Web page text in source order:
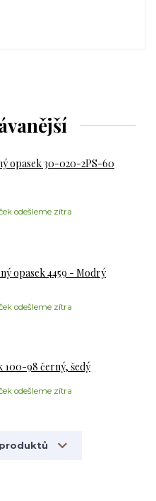
opasek 30-020-2PS-60
odešleme zítra
opasek 4459 - Modrý
odešleme zítra
100-98 černý, šedý
odešleme zítra